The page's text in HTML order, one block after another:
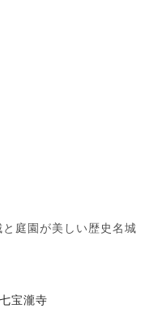
と庭園が美しい歴史名城
七宝瀧寺